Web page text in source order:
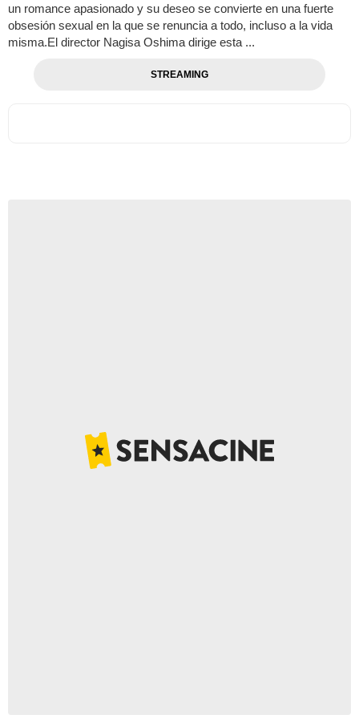
un romance apasionado y su deseo se convierte en una fuerte
obsesión sexual en la que se renuncia a todo, incluso a la vida
misma.El director Nagisa Oshima dirige esta ...
STREAMING